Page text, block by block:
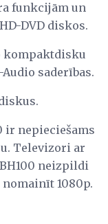
funkcijām un
DVD diskos.
kompaktdisku
Audio saderības.
ir nepieciešams
Televizori ar
neizpildi
1080p.